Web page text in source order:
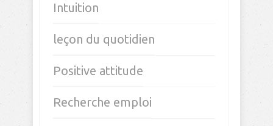
Intuition
leçon du quotidien
Positive attitude
Recherche emploi